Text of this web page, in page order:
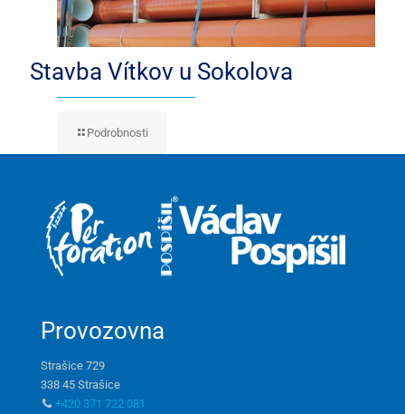
Stavba Vítkov u Sokolova
Podrobnosti
Provozovna
Strašice 729
338 45 Strašice
+420 371 722 081